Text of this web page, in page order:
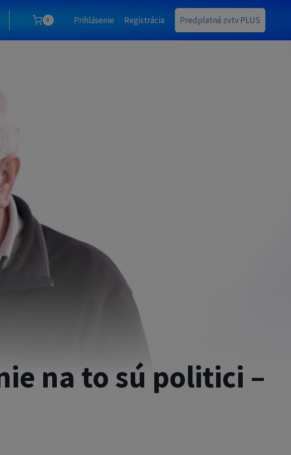
0 Prihlásenie Registrácia Predplatné zvtv PLUS
na to sú politici –